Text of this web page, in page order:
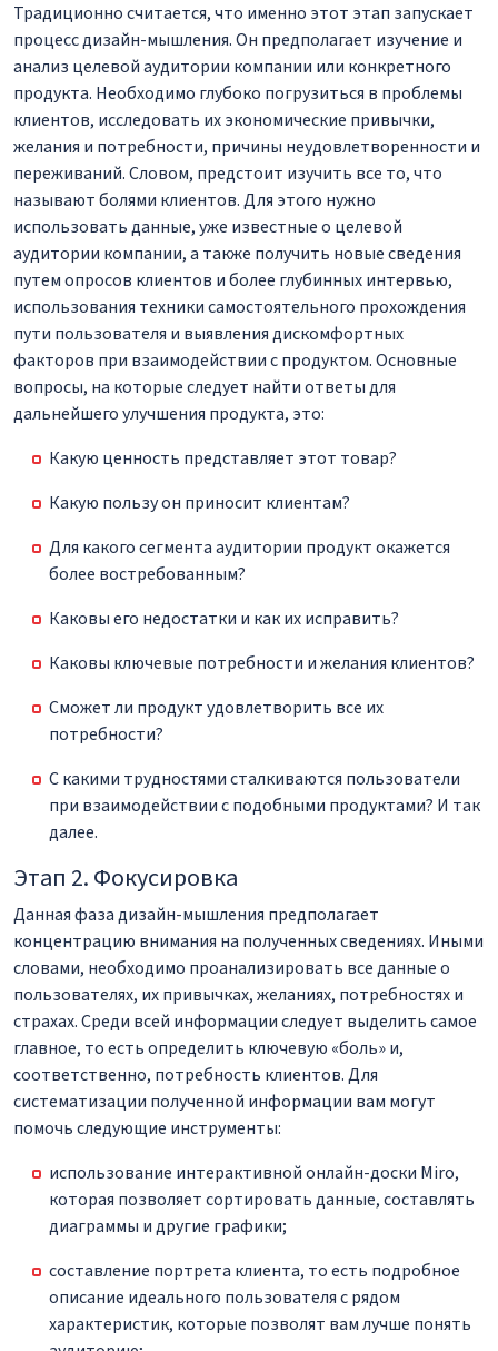
Традиционно считается, что именно этот этап запускает
процесс дизайн-мышления. Он предполагает изучение и
анализ целевой аудитории компании или конкретного
продукта. Необходимо глубоко погрузиться в проблемы
клиентов, исследовать их экономические привычки,
желания и потребности, причины неудовлетворенности и
переживаний. Словом, предстоит изучить все то, что
называют болями клиентов. Для этого нужно
использовать данные, уже известные о целевой
аудитории компании, а также получить новые сведения
путем опросов клиентов и более глубинных интервью,
использования техники самостоятельного прохождения
пути пользователя и выявления дискомфортных
факторов при взаимодействии с продуктом. Основные
вопросы, на которые следует найти ответы для
дальнейшего улучшения продукта, это:
Какую ценность представляет этот товар?
Какую пользу он приносит клиентам?
Для какого сегмента аудитории продукт окажется
более востребованным?
Каковы его недостатки и как их исправить?
Каковы ключевые потребности и желания клиентов?
Сможет ли продукт удовлетворить все их
потребности?
С какими трудностями сталкиваются пользователи
при взаимодействии с подобными продуктами? И так
далее.
Этап 2. Фокусировка
Данная фаза дизайн-мышления предполагает
концентрацию внимания на полученных сведениях. Иными
словами, необходимо проанализировать все данные о
пользователях, их привычках, желаниях, потребностях и
страхах. Среди всей информации следует выделить самое
главное, то есть определить ключевую «боль» и,
соответственно, потребность клиентов. Для
систематизации полученной информации вам могут
помочь следующие инструменты:
использование интерактивной онлайн-доски Miro,
которая позволяет сортировать данные, составлять
диаграммы и другие графики;
составление портрета клиента, то есть подробное
описание идеального пользователя с рядом
характеристик, которые позволят вам лучше понять